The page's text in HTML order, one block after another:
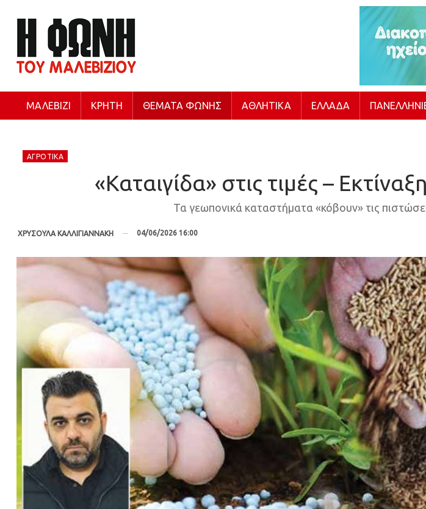
ΜΑΛΕΒΊΖΙ ΚΡΉΤΗ ΘΈΜΑΤΑ ΦΩΝΉΣ ΑΘΛΗΤΙΚΆ ΕΛΛΆΔΑ
ΑΓΡΟΤΙΚΆ
«Καταιγίδα» στις τιμές –
Τα γεωπονικά καταστήματα «κόβουν» τις
ΧΡΥΣΟΥΛΑ ΚΑΛΛΙΓΙΑΝΝΑΚΗ 04/06/2026 16:00